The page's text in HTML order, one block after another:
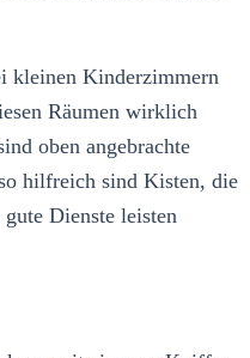
kleinen Kinderzimmern
Räumen wirklich
oben angebrachte
hilfreich sind Kisten, die
Dienste leisten